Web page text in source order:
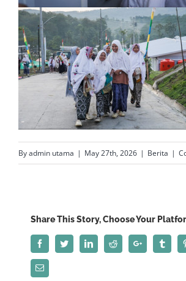
Byadmin utama | May 27th, 2026 | Berita |
Share This Story, Choose Your
FacebookTwitterLinkedInReddit Google+
Email